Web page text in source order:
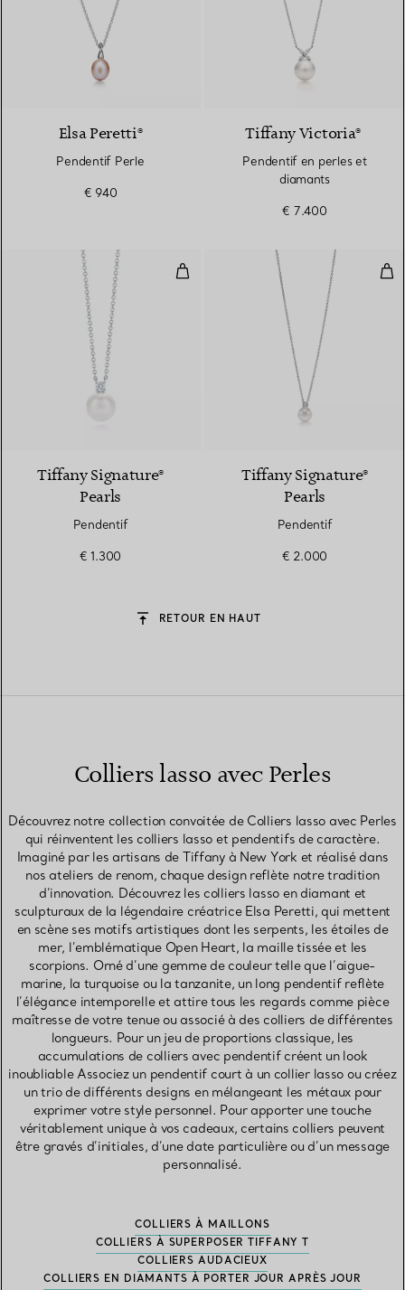
Elsa Peretti®
Pendentif Perle
€ 940
Tiffany Victoria®
Pendentif en perles et
diamants
€ 7.400
Pendentif
Tiffany Signature®
Pearls
Pendentif
€ 1.300
Tiffany Signature®
Pearls
Pendentif
€ 2.000
RETOUR EN HAUT
Colliers lasso avec Perles
Découvrez notre collection convoitée de Colliers lasso avec Perles
qui réinventent les colliers lasso et pendentifs de caractère.
Imaginé par les artisans de Tiffany à New York et réalisé dans
nos ateliers de renom, chaque design reflète notre tradition
d’innovation. Découvrez les colliers lasso en diamant et
sculpturaux de la légendaire créatrice Elsa Peretti, qui mettent
en scène ses motifs artistiques dont les serpents, les étoiles de
mer, l’emblématique Open Heart, la maille tissée et les
scorpions. Orné d’une gemme de couleur telle que l’aigue-
marine, la turquoise ou la tanzanite, un long pendentif reflète
l’élégance intemporelle et attire tous les regards comme pièce
maîtresse de votre tenue ou associé à des colliers de différentes
longueurs. Pour un jeu de proportions classique, les
accumulations de colliers avec pendentif créent un look
inoubliable Associez un pendentif court à un collier lasso ou créez
un trio de différents designs en mélangeant les métaux pour
exprimer votre style personnel. Pour apporter une touche
véritablement unique à vos cadeaux, certains colliers peuvent
être gravés d’initiales, d’une date particulière ou d’un message
personnalisé.
COLLIERS À MAILLONS
COLLIERS À SUPERPOSER TIFFANY T
COLLIERS AUDACIEUX
COLLIERS EN DIAMANTS À PORTER JOUR APRÈS JOUR